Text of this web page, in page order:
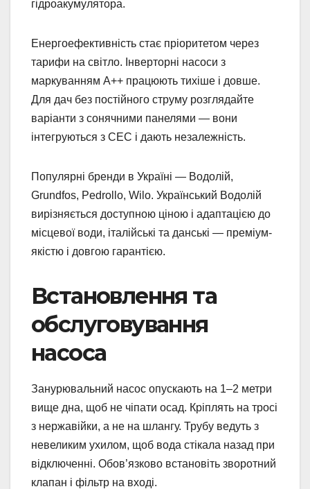
гідроакумулятора.
Енергоефективність стає пріоритетом через
тарифи на світло. Інверторні насоси з
маркуванням A++ працюють тихіше і довше.
Для дач без постійного струму розглядайте
варіанти з сонячними панелями — вони
інтегруються з СЕС і дають незалежність.
Популярні бренди в Україні — Водолій,
Grundfos, Pedrollo, Wilo. Український Водолій
вирізняється доступною ціною і адаптацією до
місцевої води, італійські та данські — преміум-
якістю і довгою гарантією.
Встановлення та
обслуговування
насоса
Занурювальний насос опускають на 1–2 метри
вище дна, щоб не чіпати осад. Кріплять на тросі
з нержавійки, а не на шлангу. Трубу ведуть з
невеликим ухилом, щоб вода стікала назад при
відключенні. Обов’язково встановіть зворотний
клапан і фільтр на вході.